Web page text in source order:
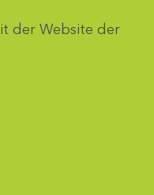
der Website der
auswählen